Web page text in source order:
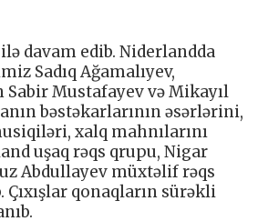
davam edib. Niderlandda
Sadıq Ağamalıyev,
Sabir Mustafayev və Mikayıl
bəstəkarlarının əsərlərini,
xalq mahnılarını
uşaq rəqs qrupu, Nigar
Abdullayev müxtəlif rəqs
qonaqların sürəkli